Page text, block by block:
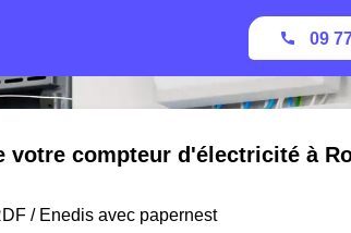
09
votre compteur d'électricité à
/ Enedis avec papernest